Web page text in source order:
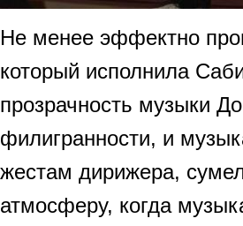
Не менее эффектно
который исполнила
прозрачность музыки
филигранности, и
жестам дирижера,
атмосферу, когда